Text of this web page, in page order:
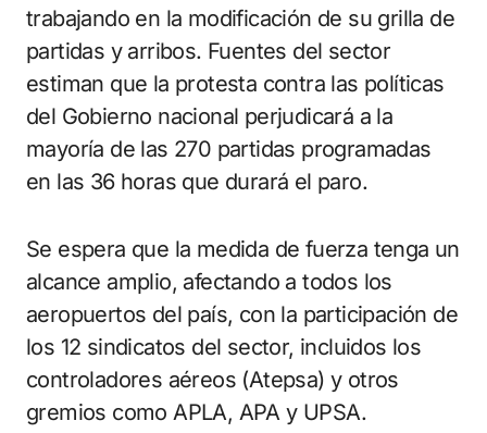
trabajando en la modificación de su grilla de
partidas y arribos. Fuentes del sector
estiman que la protesta contra las políticas
del Gobierno nacional perjudicará a la
mayoría de las 270 partidas programadas
en las 36 horas que durará el paro.
Se espera que la medida de fuerza tenga un
alcance amplio, afectando a todos los
aeropuertos del país, con la participación de
los 12 sindicatos del sector, incluidos los
controladores aéreos (Atepsa) y otros
gremios como APLA, APA y UPSA.